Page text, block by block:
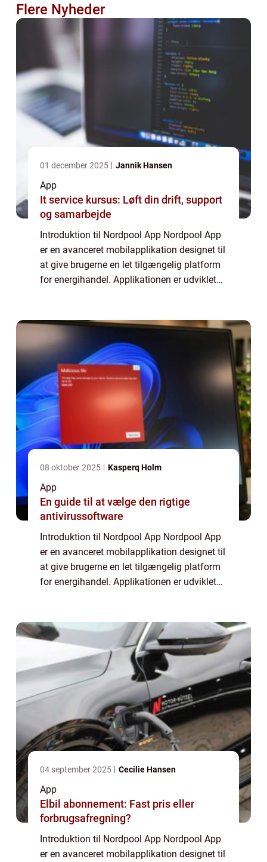
Flere Nyheder
01 december 2025 Jannik Hansen
App
It service kursus: Løft din drift, support
og samarbejde
Introduktion til Nordpool App Nordpool App
er en avanceret mobilapplikation designet til
at give brugerne en let tilgængelig platform
for energihandel. Applikationen er udviklet
08 oktober 2025 Kasperq Holm
App
En guide til at vælge den rigtige
antivirussoftware
Introduktion til Nordpool App Nordpool App
er en avanceret mobilapplikation designet til
at give brugerne en let tilgængelig platform
for energihandel. Applikationen er udviklet
04 september 2025 Cecilie Hansen
App
Elbil abonnement: Fast pris eller
forbrugsafregning?
Introduktion til Nordpool App Nordpool App
er en avanceret mobilapplikation designet til